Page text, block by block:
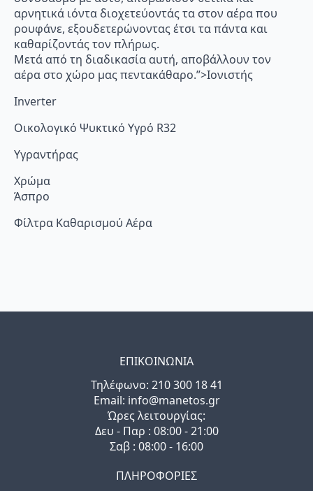
αρνητικά ιόντα διοχετεύοντάς τα στον αέρα που
ρουφάνε, εξουδετερώνοντας έτσι τα πάντα και
καθαρίζοντάς τον πλήρως.
Μετά από τη διαδικασία αυτή, αποβάλλουν τον
αέρα στο χώρο μας πεντακάθαρο.”>Ιονιστής
Inverter
Οικολογικό Ψυκτικό Υγρό R32
Υγραντήρας
Χρώμα
Άσπρο
Φίλτρα Καθαρισμού Αέρα
ΕΠΙΚΟΙΝΩΝΙΑ
Τηλέφωνo: 210 300 18 41
Email: info@manetos.gr
Ώρες λειτουργίας:
Δευ - Παρ : 08:00 - 21:00
Σαβ : 08:00 - 16:00
ΠΛΗΡΟΦΟΡΙΕΣ